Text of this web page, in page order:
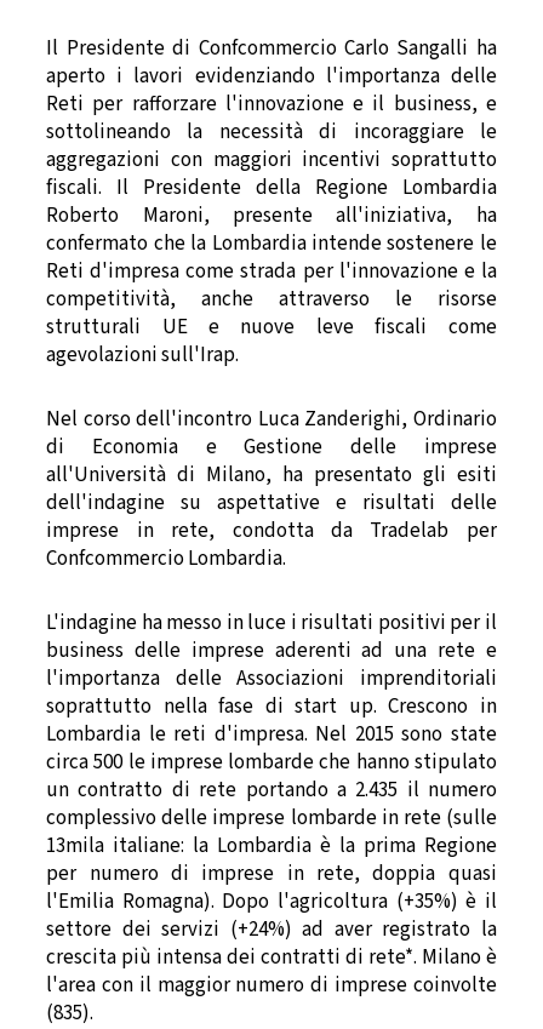
Il Presidente di Confcommercio Carlo Sangalli ha
aperto i lavori evidenziando l'importanza delle
Reti per rafforzare l'innovazione e il business, e
sottolineando la necessità di incoraggiare le
aggregazioni con maggiori incentivi soprattutto
fiscali. Il Presidente della Regione Lombardia
Roberto Maroni, presente all'iniziativa, ha
confermato che la Lombardia intende sostenere le
Reti d'impresa come strada per l'innovazione e la
competitività, anche attraverso le risorse
strutturali UE e nuove leve fiscali come
agevolazioni sull'Irap.
Nel corso dell'incontro Luca Zanderighi, Ordinario
di Economia e Gestione delle imprese
all'Università di Milano, ha presentato gli esiti
dell'indagine su aspettative e risultati delle
imprese in rete, condotta da Tradelab per
Confcommercio Lombardia.
L'indagine ha messo in luce i risultati positivi per il
business delle imprese aderenti ad una rete e
l'importanza delle Associazioni imprenditoriali
soprattutto nella fase di start up. Crescono in
Lombardia le reti d'impresa. Nel 2015 sono state
circa 500 le imprese lombarde che hanno stipulato
un contratto di rete portando a 2.435 il numero
complessivo delle imprese lombarde in rete (sulle
13mila italiane: la Lombardia è la prima Regione
per numero di imprese in rete, doppia quasi
l'Emilia Romagna). Dopo l'agricoltura (+35%) è il
settore dei servizi (+24%) ad aver registrato la
crescita più intensa dei contratti di rete*. Milano è
l'area con il maggior numero di imprese coinvolte
(835).